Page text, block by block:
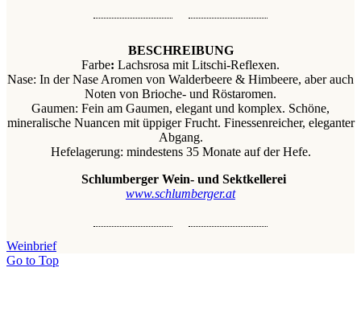
BESCHREIBUNG
Farbe: Lachsrosa mit Litschi-Reflexen.
Nase: In der Nase Aromen von Walderbeere & Himbeere, aber auch
Noten von Brioche- und Röstaromen.
Gaumen: Fein am Gaumen, elegant und komplex. Schöne,
mineralische Nuancen mit üppiger Frucht. Finessenreicher, eleganter
Abgang.
Hefelagerung: mindestens 35 Monate auf der Hefe.
Schlumberger Wein- und Sektkellerei
www.schlumberger.at
Weinbrief
Go to Top